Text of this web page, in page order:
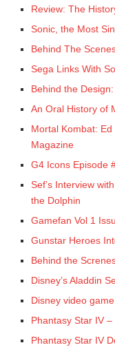
Review: The
Sonic, the Most
Behind The
Sega Links With
Behind the Design:
An Oral History of
Mortal Kombat:
Magazine
G4 Icons Episode
Sef’s Interview
the Dolphin
Gamefan Vol 1
Gunstar Heroes
Behind the
Disney’s Aladdin
Disney video
Phantasy Star IV
Phantasy Star IV